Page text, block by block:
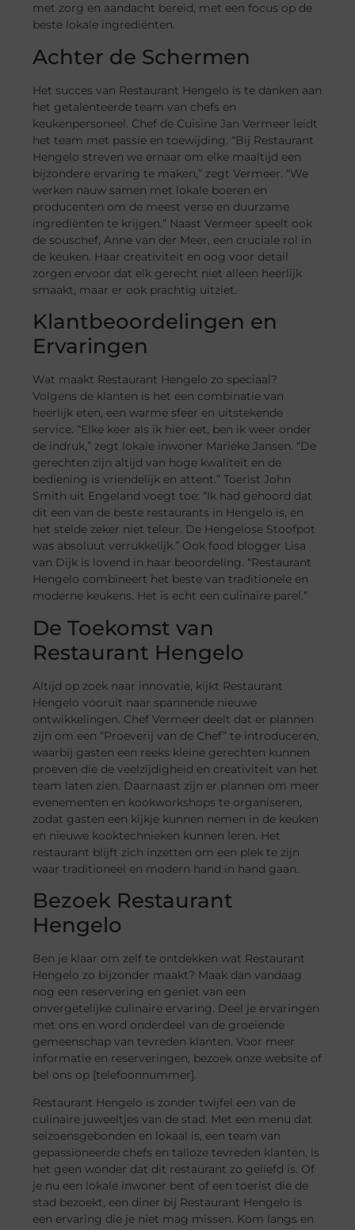
met zorg en aandacht bereid, met een focus op de
beste lokale ingrediënten.
Achter de Schermen
Het succes van Restaurant Hengelo is te danken aan
het getalenteerde team van chefs en
keukenpersoneel. Chef de Cuisine Jan Vermeer leidt
het team met passie en toewijding. “Bij Restaurant
Hengelo streven we ernaar om elke maaltijd een
bijzondere ervaring te maken,” zegt Vermeer. “We
werken nauw samen met lokale boeren en
producenten om de meest verse en duurzame
ingrediënten te krijgen.” Naast Vermeer speelt ook
de souschef, Anne van der Meer, een cruciale rol in
de keuken. Haar creativiteit en oog voor detail
zorgen ervoor dat elk gerecht niet alleen heerlijk
smaakt, maar er ook prachtig uitziet.
Klantbeoordelingen en
Ervaringen
Wat maakt Restaurant Hengelo zo speciaal?
Volgens de klanten is het een combinatie van
heerlijk eten, een warme sfeer en uitstekende
service. “Elke keer als ik hier eet, ben ik weer onder
de indruk,” zegt lokale inwoner Marieke Jansen. “De
gerechten zijn altijd van hoge kwaliteit en de
bediening is vriendelijk en attent.” Toerist John
Smith uit Engeland voegt toe: “Ik had gehoord dat
dit een van de beste restaurants in Hengelo is, en
het stelde zeker niet teleur. De Hengelose Stoofpot
was absoluut verrukkelijk.” Ook food blogger Lisa
van Dijk is lovend in haar beoordeling. “Restaurant
Hengelo combineert het beste van traditionele en
moderne keukens. Het is echt een culinaire parel.”
De Toekomst van
Restaurant Hengelo
Altijd op zoek naar innovatie, kijkt Restaurant
Hengelo vooruit naar spannende nieuwe
ontwikkelingen. Chef Vermeer deelt dat er plannen
zijn om een “Proeverij van de Chef” te introduceren,
waarbij gasten een reeks kleine gerechten kunnen
proeven die de veelzijdigheid en creativiteit van het
team laten zien. Daarnaast zijn er plannen om meer
evenementen en kookworkshops te organiseren,
zodat gasten een kijkje kunnen nemen in de keuken
en nieuwe kooktechnieken kunnen leren. Het
restaurant blijft zich inzetten om een plek te zijn
waar traditioneel en modern hand in hand gaan.
Bezoek Restaurant
Hengelo
Ben je klaar om zelf te ontdekken wat Restaurant
Hengelo zo bijzonder maakt? Maak dan vandaag
nog een reservering en geniet van een
onvergetelijke culinaire ervaring. Deel je ervaringen
met ons en word onderdeel van de groeiende
gemeenschap van tevreden klanten. Voor meer
informatie en reserveringen, bezoek onze website of
bel ons op [telefoonnummer].
Restaurant Hengelo is zonder twijfel een van de
culinaire juweeltjes van de stad. Met een menu dat
seizoensgebonden en lokaal is, een team van
gepassioneerde chefs en talloze tevreden klanten, is
het geen wonder dat dit restaurant zo geliefd is. Of
je nu een lokale inwoner bent of een toerist die de
stad bezoekt, een diner bij Restaurant Hengelo is
een ervaring die je niet mag missen. Kom langs en